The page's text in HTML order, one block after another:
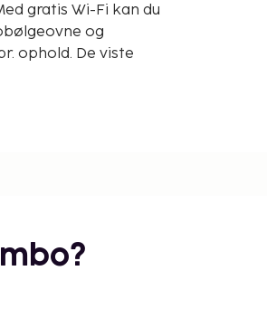
gratis Wi-Fi kan du
og
ophold. De viste